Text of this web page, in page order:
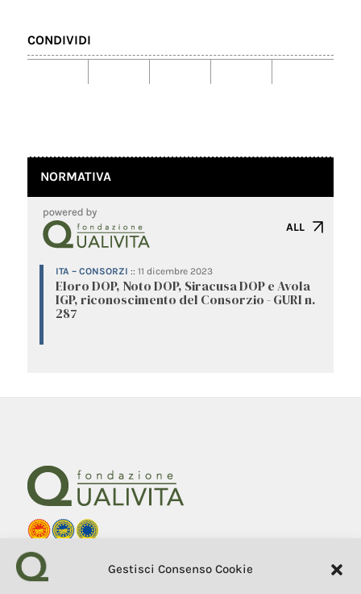
Gestisci Consenso Cookie
CONDIVIDI
NORMATIVA
ALL
ITA – CONSORZI :: 11 dicembre 2023
Eloro DOP, Noto DOP, Siracusa DOP e Avola
IGP, riconoscimento del Consorzio - GURI n.
287
Fondazione Qualivita
Sede Via Fontebranda 69